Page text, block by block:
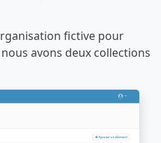
fictive pour
avons deux collections